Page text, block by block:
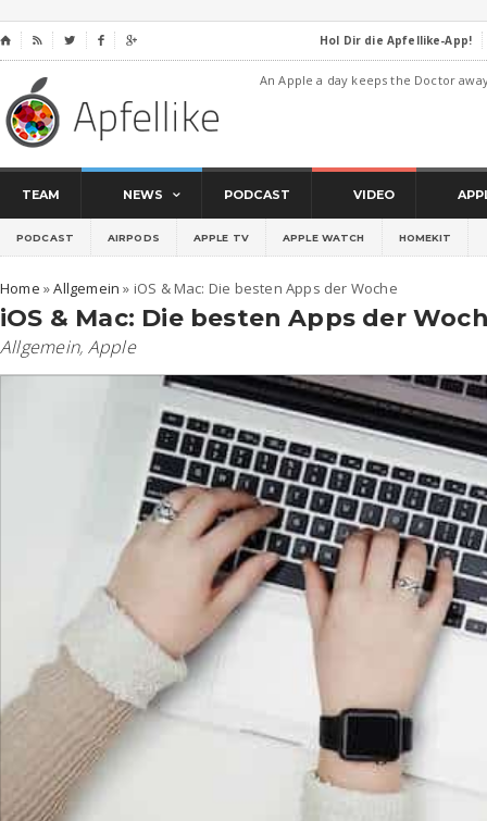
⌂     Hol Dir die Apfellike-App!
An Apple a day keeps the Doctor
TEAM NEWS PODCAST VIDEO
PODCAST AIRPODS APPLE TV APPLE WATCH HOMEKIT
Home »Allgemein » iOS & Mac: Die besten Apps der Woche
iOS & Mac: Die besten Apps der
Allgemein, Apple